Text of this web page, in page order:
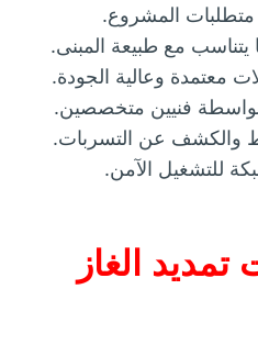
متطلبات المشروع.
يتناسب مع طبيعة المبنى.
معتمدة وعالية الجودة.
بواسطة فنيين متخصصين.
والكشف عن التسربات.
للتشغيل الآمن.
الغاز